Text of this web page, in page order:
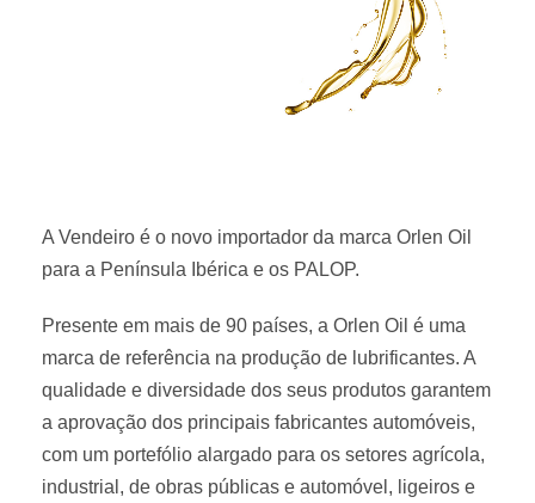
A Vendeiro é o novo importador da marca Orlen Oil
para a Península Ibérica e os PALOP.
Presente em mais de 90 países, a Orlen Oil é uma
marca de referência na produção de lubrificantes. A
qualidade e diversidade dos seus produtos garantem
a aprovação dos principais fabricantes automóveis,
com um portefólio alargado para os setores agrícola,
industrial, de obras públicas e automóvel, ligeiros e